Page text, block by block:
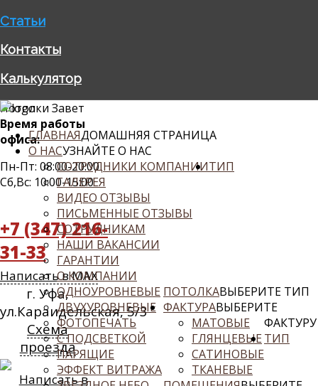
Статьи
Контакты
Калькулятор
ГЛАВНАЯДОМАШНЯЯ СТРАНИЦА
О НАСУЗНАЙТЕ О НАС
СОТРУДНИКИ КОМПАНИИ
ГАЛЕРЕЯ
ВИДЕО ОТЗЫВЫ
ПИСЬМЕННЫЕ ОТЗЫВЫ
СОТРУДНИКАМ
НАШИ ВАКАНСИИ
ГАРАНТИИ
О КОМПАНИИ
ТИП
ПОТОЛКАВЫБЕРИТЕ ТИП
ОДНОУРОВНЕВЫЕ
ДВУХУРОВНЕВЫЕ
ФОТОПЕЧАТЬ
С ПОДСВЕТКОЙ
ПАРЯЩИЕ
ЭФФЕКТ ВИТРАЖА
ФАКТУРАВЫБЕРИТЕ
ФАКТУРУ
МАТОВЫЕ
ГЛЯНЦЕВЫЕ
САТИНОВЫЕ
ТКАНЕВЫЕ
ТИП
Потолки Завет
Время работы
офиса:
Пн-Пт: 08:00-20:00
Сб,Вс: 10:00-15:00
+7 (347) 216-
31-33
Написать в MAX
г. Уфа,
ул.Караидельская, 5/3
Схема
проезда
Написать в